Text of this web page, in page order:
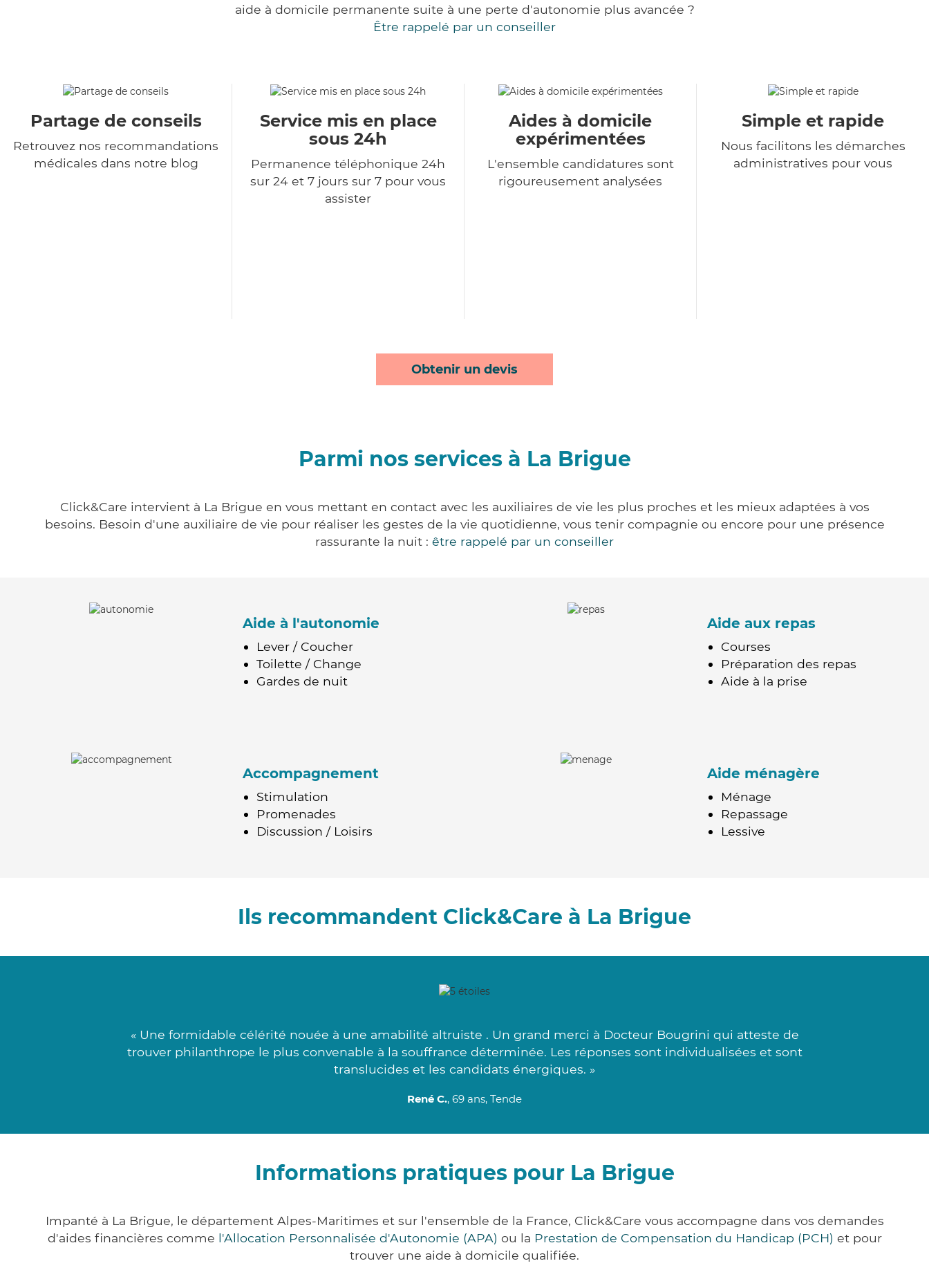
aide à domicile permanente suite à une perte d'autonomie plus avancée ?
Être rappelé par un conseiller
Partage de conseils
Retrouvez nos recommandations
médicales dans notre blog
Service mis en place
sous 24h
Permanence téléphonique 24h
sur 24 et 7 jours sur 7 pour vous
assister
Aides à domicile
expérimentées
L'ensemble candidatures sont
rigoureusement analysées
Simple et rapide
Nous facilitons les démarches
administratives pour vous
Obtenir un devis
Parmi nos services à La Brigue
Click&Care intervient à La Brigue en vous mettant en contact avec les auxiliaires de vie les plus proches et les mieux adaptées à vos
besoins. Besoin d'une auxiliaire de vie pour réaliser les gestes de la vie quotidienne, vous tenir compagnie ou encore pour une présence
rassurante la nuit : être rappelé par un conseiller
Aide à l'autonomie
Lever / Coucher
Toilette / Change
Gardes de nuit
Aide aux repas
Courses
Préparation des repas
Aide à la prise
Accompagnement
Stimulation
Promenades
Discussion / Loisirs
Aide ménagère
Ménage
Repassage
Lessive
Ils recommandent Click&Care à La Brigue
« Une formidable célérité nouée à une amabilité altruiste . Un grand merci à Docteur Bougrini qui atteste de
trouver philanthrope le plus convenable à la souffrance déterminée. Les réponses sont individualisées et sont
translucides et les candidats énergiques. »
René C., 69 ans, Tende
Informations pratiques pour La Brigue
Impanté à La Brigue, le département Alpes-Maritimes et sur l'ensemble de la France, Click&Care vous accompagne dans vos demandes
d'aides financières comme l'Allocation Personnalisée d'Autonomie (APA) ou la Prestation de Compensation du Handicap (PCH) et pour
trouver une aide à domicile qualifiée.